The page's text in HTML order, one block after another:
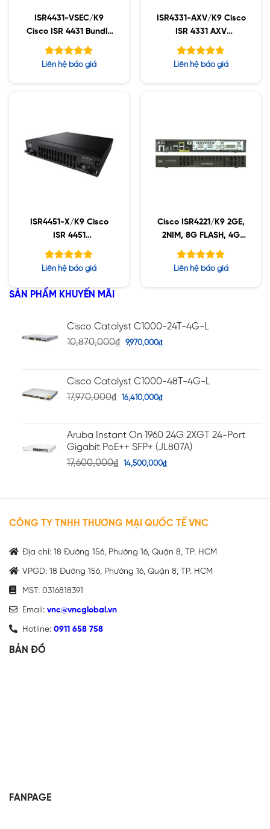
ISR4431-VSEC/K9
Cisco ISR 4431 Bundle
with UC & Sec Lic,
PVDM4-64
Được xếp
Liên hệ báo giá
ISR4331-AXV/K9 Cisco
ISR 4331 AXV
Bundle,PVDM4-32
w/APP,SEC,UC License
Được xếp
Liên hệ báo giá
ISR4451-X/K9 Cisco
ISR 4451
(4GE,3NIM,2SM,8G
Được xếp
5 sao
Liên hệ báo giá
Cisco ISR4221/K9 2GE,
2NIM, 8G FLASH, 4G
DRAM, IPB
Được xếp
Liên hệ báo giá
SẢN PHẨM KHUYẾN MÃI
Cisco Catalyst C1000-24T-4G-L
10,870,000₫ 9,970,000₫
Cisco Catalyst C1000-48T-4G-L
17,970,000₫ 16,410,000₫
Aruba Instant On 1960 24G 2XGT 24-Port
Gigabit PoE++ SFP+ (JL807A)
17,600,000₫ 14,500,000₫
CÔNG TY TNHH THƯƠNG MẠI QUỐC TẾ VNC
Địa chỉ: 18 Đường 156, Phường 16, Quận 8, TP. HCM
VPGD: 18 Đường 156, Phường 16, Quận 8, TP. HCM
MST: 0316818391
Email: vnc@vncglobal.vn
Hotline: 0911 658 758
BẢN ĐỒ
FANPAGE